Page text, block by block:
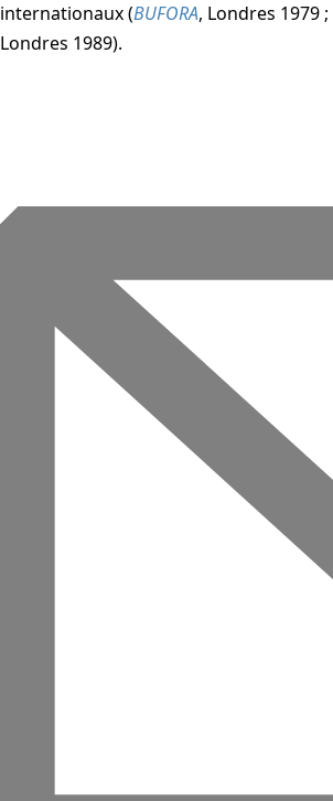
internationaux (BUFORA, Londres 1979 ;
Londres 1989).